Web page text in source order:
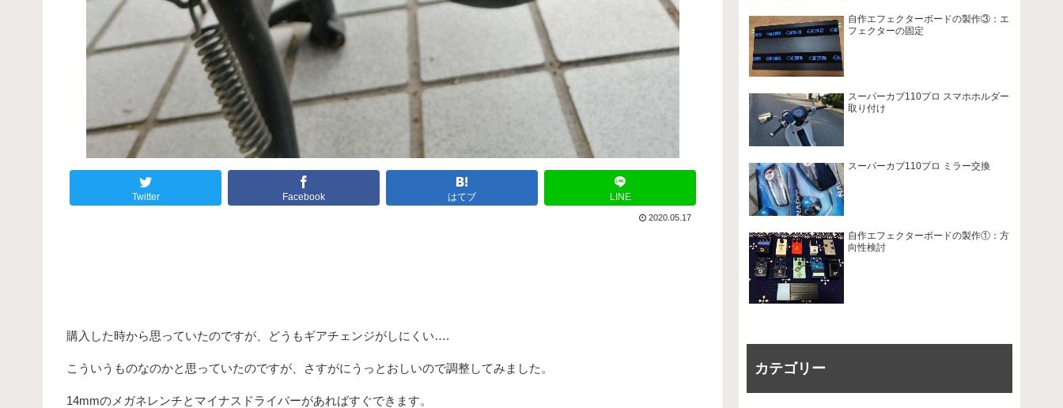
Twitter Facebook はてブ LINE
2020.05.17
購入した時から思っていたのですが、どうもギアチェンジがしにくい….
こういうものなのかと思っていたのですが、さすがにうっとおしいので調整してみました。
14mmのメガネレンチとマイナスドライバーがあればすぐできます。
自作エフェクターボードの製作③：エ
フェクターの固定
スーパーカブ110プロ スマホホルダー
取り付け
スーパーカブ110プロ ミラー交換
自作エフェクターボードの製作①：方
向性検討
カテゴリー